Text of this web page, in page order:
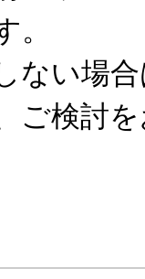
。
い場合
ご検討